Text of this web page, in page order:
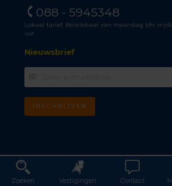
088 - 5945348
Lokaal tarief. Bereikbaar van maandag t/m
uur.
Nieuwsbrief
INSCHRIJVEN
Zoeken Vestigingen Contact